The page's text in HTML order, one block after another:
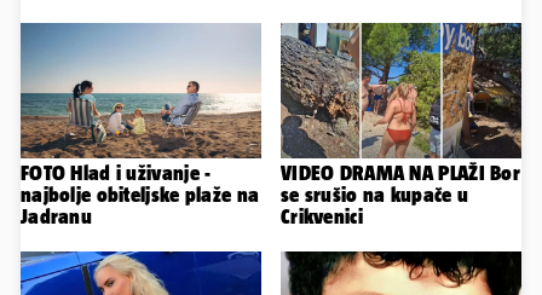
FOTO Hlad i uživanje -
najbolje obiteljske plaže na
Jadranu
VIDEO DRAMA NA PLAŽI Bor
se srušio na kupače u
Crikvenici